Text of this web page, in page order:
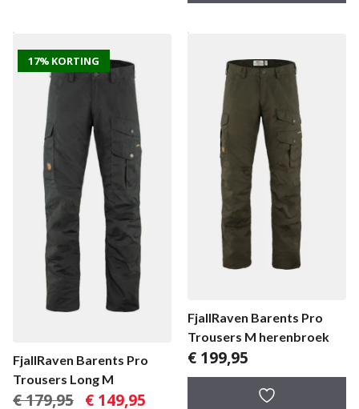
17% KORTING
FjallRaven Barents Pro
Trousers Long M
€179,95
Oorspronkelijke
€ 149,95
FjallRaven Barents Pro
Trousers M herenbroek
€ 199,95